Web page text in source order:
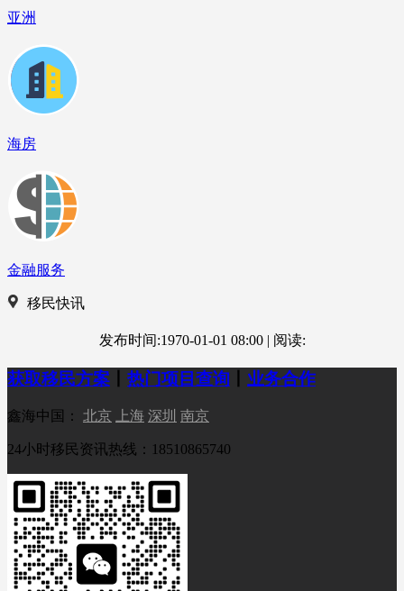
亚洲
海房
金融服务
移民快讯
发布时间:1970-01-01 08:00 | 阅读:
获取移民方案 热门项目查询 业务合作
鑫海中国： 北京 上海 深圳 南京
24小时移民资讯热线：18510865740